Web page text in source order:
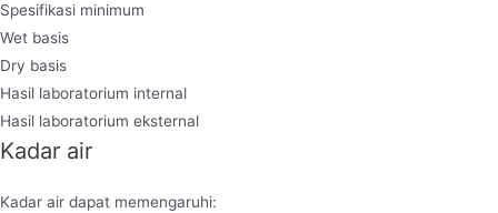
Spesifikasi minimum
Wet basis
Dry basis
Hasil laboratorium internal
Hasil laboratorium eksternal
Kadar air
Kadar air dapat memengaruhi: